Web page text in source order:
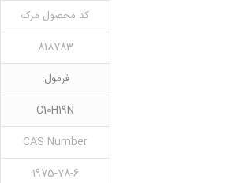
کد محصول مرک
818783
فرمول:
C10H19N
CAS Number
1975-78-6